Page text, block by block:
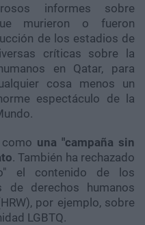
informes sobre
murieron o fueron
de los estadios de
críticas sobre la
en Qatar, para
cosa menos un
espectáculo de la
una "campaña sin
. También ha rechazado
el contenido de los
de derechos humanos
por ejemplo, sobre
LGBTQ.